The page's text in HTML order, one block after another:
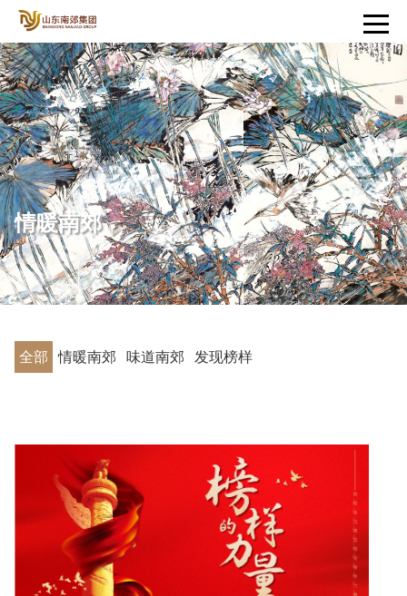
情暖南郊
全部 情暖南郊 味道南郊 发现榜样